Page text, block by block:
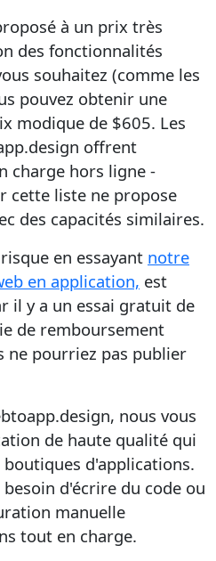
à un prix très
des fonctionnalités
souhaitez (comme les
pouvez obtenir une
modique de $605. Les
offrent
charge hors ligne -
cette liste ne propose
des capacités similaires.
en essayant notre
en application, est
il y a un essai gratuit de
de remboursement
ne pourriez pas publier
nous vous
de haute qualité qui
boutiques d'applications.
d'écrire du code ou
manuelle
tout en charge.